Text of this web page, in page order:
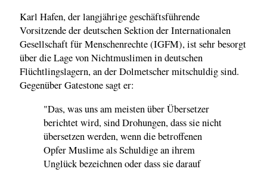
Karl Hafen, der langjährige geschäftsführende
Vorsitzende der deutschen Sektion der Internationalen
Gesellschaft für Menschenrechte (IGFM), ist sehr besorgt
über die Lage von Nichtmuslimen in deutschen
Flüchtlingslagern, an der Dolmetscher mitschuldig sind.
Gegenüber Gatestone sagt er:
"Das, was uns am meisten über Übersetzer
berichtet wird, sind Drohungen, dass sie nicht
übersetzen werden, wenn die betroffenen
Opfer Muslime als Schuldige an ihrem
Unglück bezeichnen oder dass sie darauf